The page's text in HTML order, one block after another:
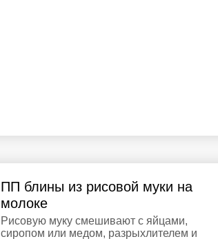
ПП блины из рисовой муки на
молоке
Рисовую муку смешивают с яйцами,
сиропом или медом, разрыхлителем и